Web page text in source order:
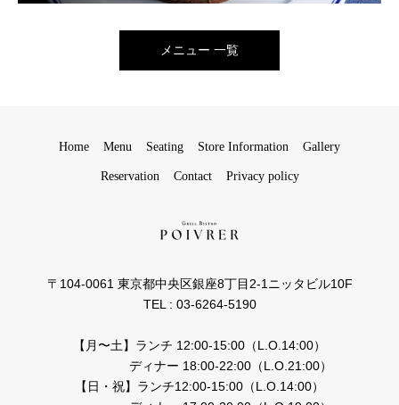
メニュー 一覧
Home Menu Seating Store Information Gallery
Reservation Contact Privacy policy
〒104-0061 東京都中央区銀座8丁目2-1ニッタビル10F
TEL : 03-6264-5190
【月〜土】ランチ 12:00-15:00（L.O.14:00）
ディナー 18:00-22:00（L.O.21:00）
【日・祝】ランチ12:00-15:00（L.O.14:00）